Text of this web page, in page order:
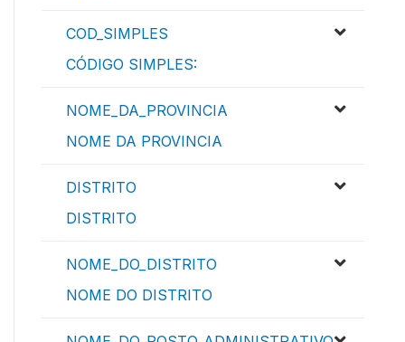
COD_SIMPLES
CÓDIGO SIMPLES:
NOME_DA_PROVINCIA
NOME DA PROVINCIA
DISTRITO
DISTRITO
NOME_DO_DISTRITO
NOME DO DISTRITO